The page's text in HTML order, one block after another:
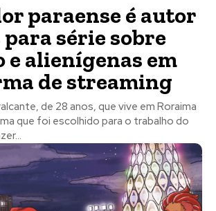
paraense é autor
série sobre
alienígenas em
de streaming
de 28 anos, que vive em Roraima
que foi escolhido para o trabalho do